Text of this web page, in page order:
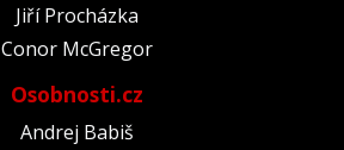
Jiří Procházka
Conor McGregor
Osobnosti.cz
Andrej Babiš